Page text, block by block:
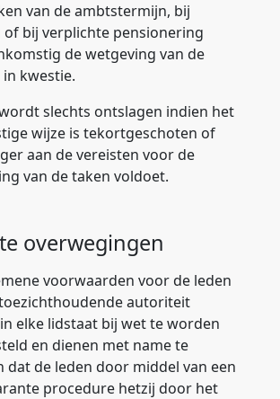
van de ambtstermijn, bij
of bij verplichte pensionering
de wetgeving van de
kwestie.
slechts ontslagen indien het
wijze is tekortgeschoten of
aan de vereisten voor de
van de taken voldoet.
overwegingen
voorwaarden voor de leden
autoriteit
elke lidstaat bij wet te worden
en dienen met name te
dat de leden door middel van een
procedure hetzij door het